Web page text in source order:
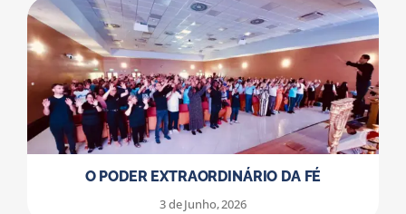
O PODER EXTRAORDINÁRIO DA FÉ
3 de Junho, 2026